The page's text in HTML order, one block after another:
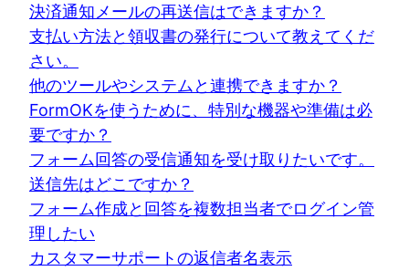
決済通知メールの再送信はできますか？
支払い方法と領収書の発行について教えてくだ
さい。
他のツールやシステムと連携できますか？
FormOKを使うために、特別な機器や準備は必
要ですか？
フォーム回答の受信通知を受け取りたいです。
送信先はどこですか？
フォーム作成と回答を複数担当者でログイン管
理したい
カスタマーサポートの返信者名表示